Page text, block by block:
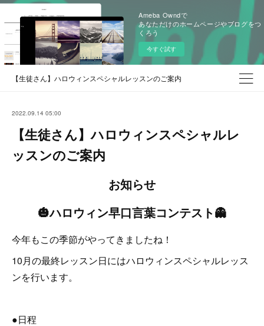
Ameba Owndで
あなただけのホームページやブログをつ
くろう
今すぐ試す
【生徒さん】ハロウィンスペシャルレッスンのご案内
2022.09.14 05:00
【生徒さん】ハロウィンスペシャルレ
ッスンのご案内
お知らせ
🎃ハロウィン早口言葉コンテスト👻
今年もこの季節がやってきましたね！
10月の最終レッスン日にはハロウィンスペシャルレッス
ンを行います。
●日程